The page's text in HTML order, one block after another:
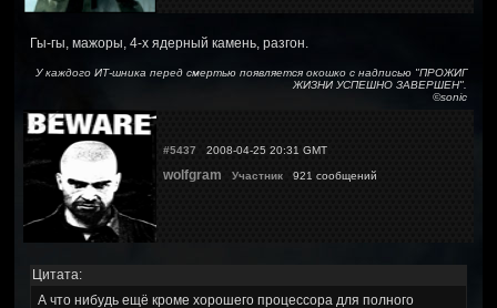
Гы-гы, мажоры, 4-х ядерный камень, разгон.
У каждого ИТ-шника перед смертью появляется окошко с надписью "ПРОЖИГ
ЖИЗНИ УСПЕШНО ЗАВЕРШЕН".
©sonic
#5437 2008-04-25 20:31 GMT
wolfgram Участник 921 сообщений
Цитата:
А что нибудь ещё кроме хорошего процессора для полного